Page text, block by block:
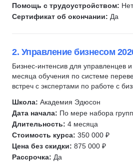
Директор по стратегическому
Операционный директор
Kanban
CJM
CustDev
Agile
JTBD
P&L
OKR
Менеджмент в сфере спорта
Цифровая трансформация бизнеса
Помощь с трудоустройством: Нет
Сертификат об окончании: Да
2. Управление бизнесом
Бизнес-интенсив для управленцев
месяца обучения по системе
встреч с экспертами по работе с
Школа: Академия Эдюсон
Дата начала: По мере набора
Длительность: 4 месяца
Стоимость курса: 350 000 ₽
Цена без скидки: 875 000 ₽
Рассрочка: Да